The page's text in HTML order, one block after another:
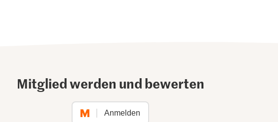
Mitglied werden und bewerten
Anmelden